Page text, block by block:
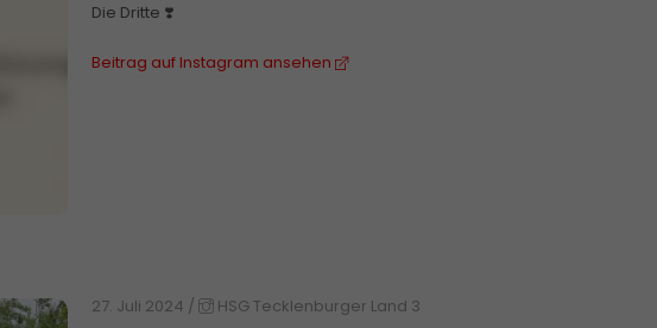
Die Dritte ❣️
Beitrag auf Instagram ansehen
27. Juli 2024 /
HSG Tecklenburger Land 3